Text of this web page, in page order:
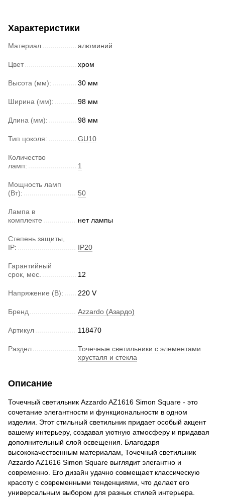
Характеристики
Материал алюминий
Цвет хром
Высота (мм): 30 мм
Ширина (мм): 98 мм
Длина (мм): 98 мм
Тип цоколя: GU10
Количество
ламп:
1
Мощность ламп
(Вт):
50
Лампа в
комплекте
нет лампы
Степень защиты,
IP:
IP20
Гарантийный
срок, мес.
12
Напряжение (В): 220 V
Бренд Azzardo (Азардо)
Артикул 118470
Раздел
Точечные светильники с элементами
хрусталя и стекла
Описание
Точечный светильник Azzardo AZ1616 Simon Square - это
сочетание элегантности и функциональности в одном
изделии. Этот стильный светильник придает особый акцент
вашему интерьеру, создавая уютную атмосферу и придавая
дополнительный слой освещения. Благодаря
высококачественным материалам, Точечный светильник
Azzardo AZ1616 Simon Square выглядит элегантно и
современно. Его дизайн удачно совмещает классическую
красоту с современными тенденциями, что делает его
универсальным выбором для разных стилей интерьера.